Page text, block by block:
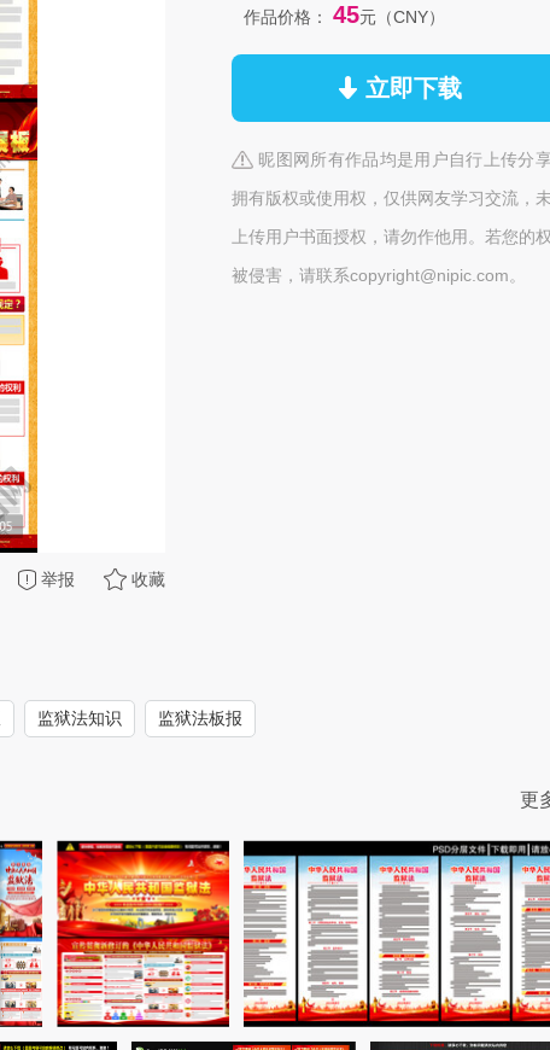
举报 收藏
作品价格： 45元（CNY）
立即下载
昵图网所有作品均是用户自行上传分
拥有版权或使用权，仅供网友学习交流，
上传用户书面授权，请勿作他用。若您的
被侵害，请联系copyright@nipic.com。
监狱法知识 监狱法板报
更